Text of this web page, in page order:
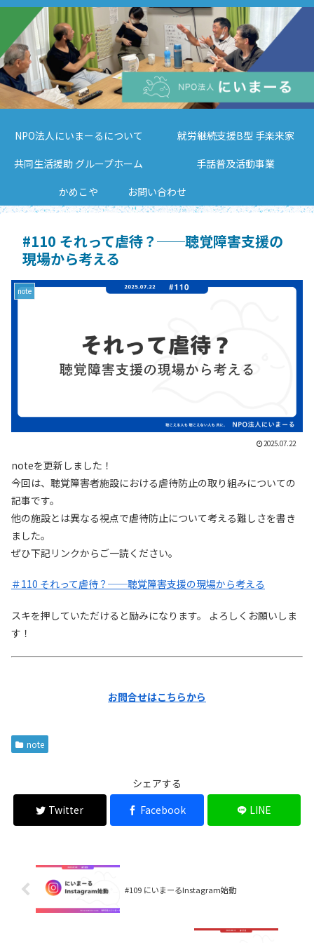
NPO法人にいまーるについて
就労継続支援B型 手楽来家
共同生活援助 グループホーム
かめこや
手話普及活動事業
お問い合わせ
#110 それって虐待？──聴覚障害支援の
現場から考える
note
2025.07.22
noteを更新しました！
今回は、聴覚障害者施設における虐待防止の取り組みについての
記事です。
他の施設とは異なる視点で虐待防止について考える難しさを書き
ました。
ぜひ下記リンクからご一読ください。
＃110 それって虐待？──聴覚障害支援の現場から考える
スキを押していただけると励みになります。 よろしくお願いしま
す！
お問合せはこちらから
note
シェアする
Twitter
Facebook LINE
#109 にいまーるInstagram始動